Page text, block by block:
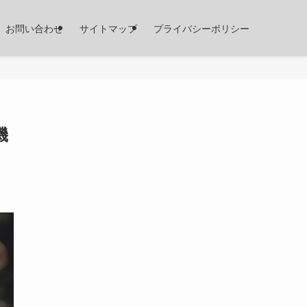
お問い合わせ サイトマップ プライバシーポリシー